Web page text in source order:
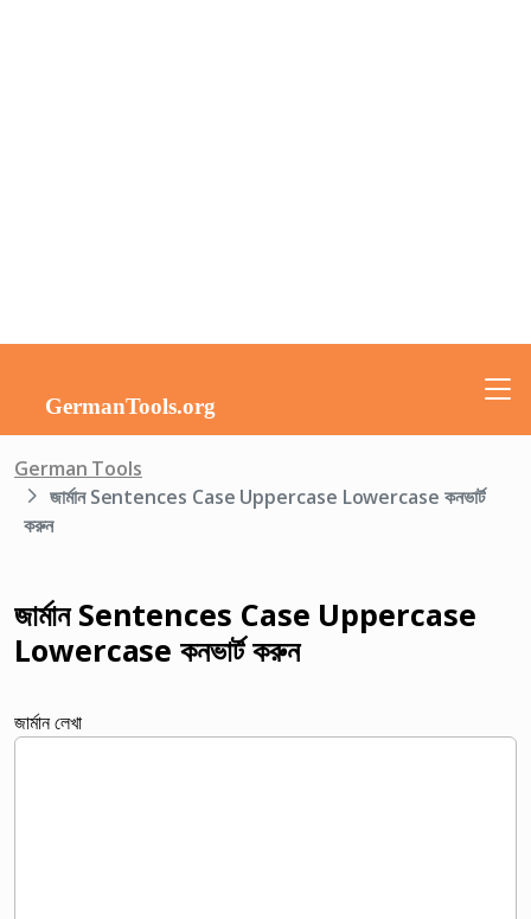
German Tools
জার্মান Sentences Case Uppercase Lowercase কনভার্ট
করুন
জার্মান Sentences Case Uppercase
Lowercase কনভার্ট করুন
জার্মান লেখা